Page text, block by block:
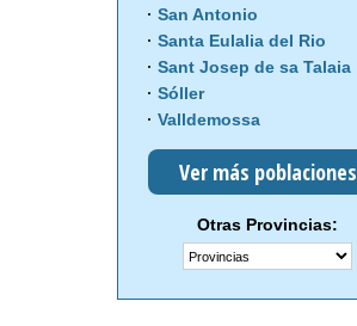
San Antonio
Santa Eulalia del Rio
Sant Josep de sa Talaia
Sóller
Valldemossa
Ver más poblaciones
Otras Provincias: